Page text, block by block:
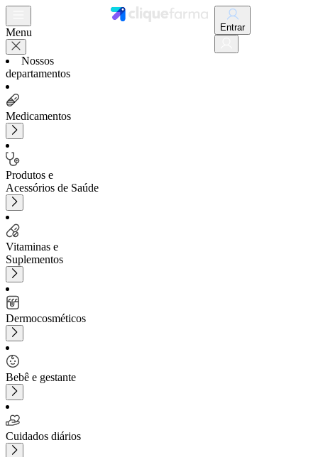
Menu
Nossos
departamentos
Medicamentos
Produtos e
Acessórios de Saúde
Vitaminas e
Suplementos
Dermocosméticos
Bebê e gestante
Cuidados diários
Entrar